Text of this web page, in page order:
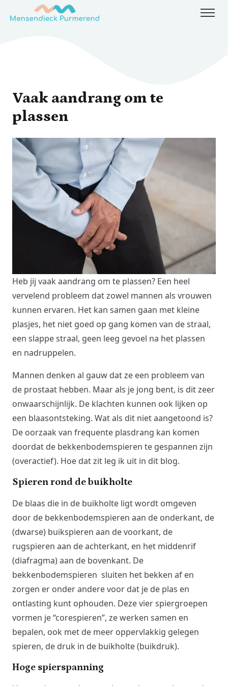
Skip to content
Vaak aandrang om te
plassen
Heb jij vaak aandrang om te plassen? Een heel
vervelend probleem dat zowel mannen als vrouwen
kunnen ervaren. Het kan samen gaan met kleine
plasjes, het niet goed op gang komen van de straal,
een slappe straal, geen leeg gevoel na het plassen
en nadruppelen.
Mannen denken al gauw dat ze een probleem van
de prostaat hebben. Maar als je jong bent, is dit zeer
onwaarschijnlijk. De klachten kunnen ook lijken op
een blaasontsteking. Wat als dit niet aangetoond is?
De oorzaak van frequente plasdrang kan komen
doordat de bekkenbodemspieren te gespannen zijn
(overactief). Hoe dat zit leg ik uit in dit blog.
Spieren rond de buikholte
De blaas die in de buikholte ligt wordt omgeven
door de bekkenbodemspieren aan de onderkant, de
(dwarse) buikspieren aan de voorkant, de
rugspieren aan de achterkant, en het middenrif
(diafragma) aan de bovenkant. De
bekkenbodemspieren sluiten het bekken af en
zorgen er onder andere voor dat je de plas en
ontlasting kunt ophouden. Deze vier spiergroepen
vormen je “corespieren”, ze werken samen en
bepalen, ook met de meer oppervlakkig gelegen
spieren, de druk in de buikholte (buikdruk).
Hoge spierspanning